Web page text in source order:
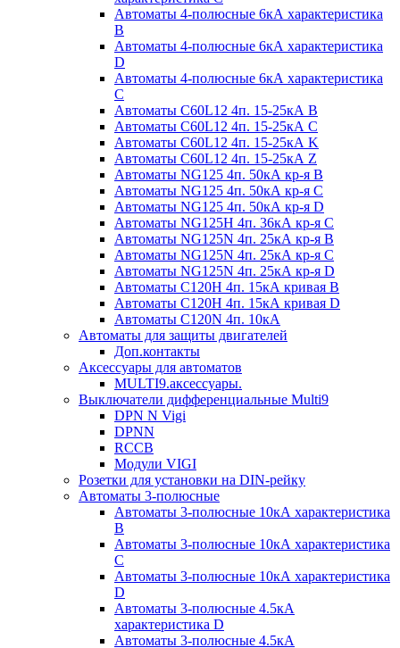
Автоматы 4-полюсные 6кА характеристика
B
Автоматы 4-полюсные 6кА характеристика
D
Автоматы 4-полюсные 6кА характеристика
С
Автоматы C60L12 4п. 15-25кА B
Автоматы C60L12 4п. 15-25кА C
Автоматы C60L12 4п. 15-25кА K
Автоматы C60L12 4п. 15-25кА Z
Автоматы NG125 4п. 50кА кр-я B
Автоматы NG125 4п. 50кА кр-я C
Автоматы NG125 4п. 50кА кр-я D
Автоматы NG125H 4п. 36кА кр-я C
Автоматы NG125N 4п. 25кА кр-я B
Автоматы NG125N 4п. 25кА кр-я C
Автоматы NG125N 4п. 25кА кр-я D
Автоматы С120H 4п. 15кА кривая B
Автоматы С120H 4п. 15кА кривая D
Автоматы С120N 4п. 10кА
Автоматы для защиты двигателей
Доп.контакты
Аксессуары для автоматов
MULTI9.аксессуары.
Выключатели дифференциальные Multi9
DPN N Vigi
DPNN
RCCB
Модули VIGI
Розетки для установки на DIN-рейку
Автоматы 3-полюсные
Автоматы 3-полюсные 10кА характеристика
B
Автоматы 3-полюсные 10кА характеристика
C
Автоматы 3-полюсные 10кА характеристика
D
Автоматы 3-полюсные 4.5кА
характеристика D
Автоматы 3-полюсные 4.5кА